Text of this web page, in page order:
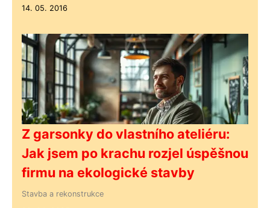
14. 05. 2016
Z garsonky do vlastního ateliéru:
Jak jsem po krachu rozjel úspěšnou
firmu na ekologické stavby
Stavba a rekonstrukce